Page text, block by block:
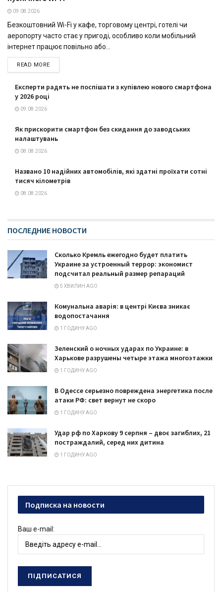
09.08.2026
Безкоштовний Wi-Fi у кафе, торговому центрі, готелі чи
аеропорту часто стає у пригоді, особливо коли мобільний
інтернет працює повільно або...
READ MORE
Експерти радять не поспішати з купівлею нового смартфона
у 2026 році
09.08.2026
Як прискорити смартфон без скидання до заводських
налаштувань
08.08.2026
Названо 10 надійних автомобілів, які здатні проїхати сотні
тисяч кілометрів
08.08.2026
ПОСЛЕДНИЕ НОВОСТИ
Сколько Кремль ежегодно будет платить
Украине за устроенный террор: экономист
подсчитал реальный размер репараций
5 ХВИЛИН AGO
Комунальна аварія: в центрі Києва зникає
водопостачання
1 ГОДИНУ AGO
Зеленский о ночных ударах по Украине: в
Харькове разрушены четыре этажа многоэтажки
1 ГОДИНУ AGO
В Одессе серьезно повреждена энергетика после
атаки РФ: свет вернут не скоро
1 ГОДИНУ AGO
Удар рф по Харкову 9 серпня – двоє загиблих, 21
постраждалий, серед них дитина
1 ГОДИНУ AGO
Подписка на новости
Ваш e-mail: